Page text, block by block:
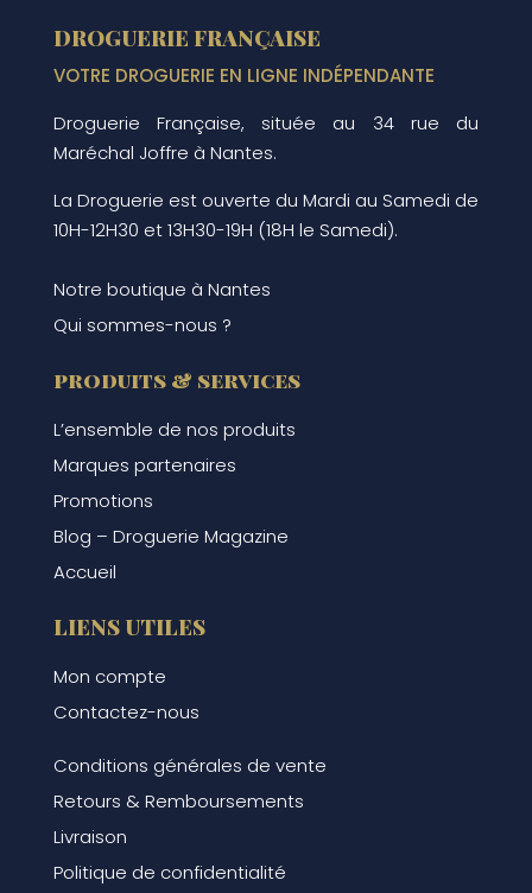
DROGUERIE FRANÇAISE
VOTRE DROGUERIE EN LIGNE INDÉPENDANTE
Droguerie Française, située au 34 rue du
Maréchal Joffre à Nantes.
La Droguerie est ouverte du Mardi au Samedi de
10H-12H30 et 13H30-19H (18H le Samedi).
Notre boutique à Nantes
Qui sommes-nous ?
produits & services
L’ensemble de nos produits
Marques partenaires
Promotions
Blog – Droguerie Magazine
Accueil
LIENS UTILES
Mon compte
Contactez-nous
Conditions générales de vente
Retours & Remboursements
Livraison
Politique de confidentialité